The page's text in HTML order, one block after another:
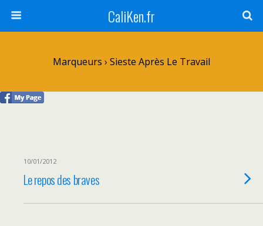
CaliKen.fr
Marqueurs › Sieste Après Le Travail
10/01/2012
Le repos des braves